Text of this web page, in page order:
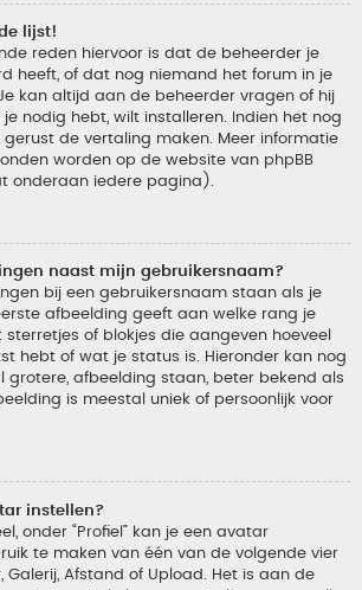
lijst!
reden hiervoor is dat de beheerder je
heeft, of dat nog niemand het forum in je
kan altijd aan de beheerder vragen of hij
nodig hebt, wilt installeren. Indien het nog
de vertaling maken. Meer informatie
worden op de website van phpBB
onderaan iedere pagina).
naast mijn gebruikersnaam?
bij een gebruikersnaam staan als je
afbeelding geeft aan welke rang je
sterretjes of blokjes die aangeven hoeveel
hebt of wat je status is. Hieronder kan nog
grotere, afbeelding staan, beter bekend als
is meestal uniek of persoonlijk voor
instellen?
onder “Profiel” kan je een avatar
te maken van één van de volgende vier
Galerij, Afstand of Upload. Het is aan de